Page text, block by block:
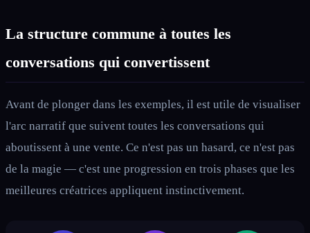
La structure commune à toutes les
conversations qui convertissent
Avant de plonger dans les exemples, il est utile de visualiser
l'arc narratif que suivent toutes les conversations qui
aboutissent à une vente. Ce n'est pas un hasard, ce n'est pas
de la magie — c'est une progression en trois phases que les
meilleures créatrices appliquent instinctivement.